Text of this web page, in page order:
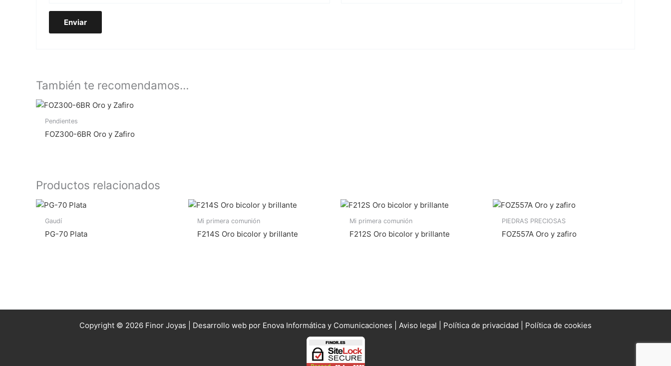
También te recomendamos…
Pendientes
FOZ300-6BR Oro y Zafiro
Productos relacionados
Gaudí
PG-70 Plata
Mi primera comunión
F214S Oro bicolor y brillante
Mi primera comunión
F212S Oro bicolor y brillante
PIEDRAS PRECIOSAS
FOZ557A Oro y zafiro
Copyright © 2026 Finor Joyas | Desarrollo web por Enova Informática y Comunicaciones | Aviso legal Política de privacidad Política de cookies